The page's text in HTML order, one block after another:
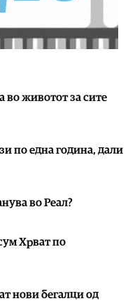
животот за сите
по една година, дали
во Реал?
Хрват по
нови бегалци од